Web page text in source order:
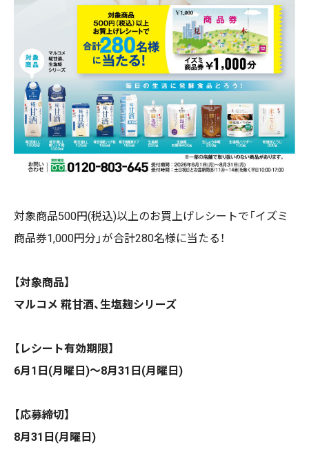
対象商品500円(税込)以上のお買上げレシートで「イズミ
商品券1,000円分」が合計280名様に当たる！
【対象商品】
マルコメ 糀甘酒、生塩麹シリーズ
【レシート有効期限】
6月1日(月曜日)～8月31日(月曜日)
【応募締切】
8月31日(月曜日)